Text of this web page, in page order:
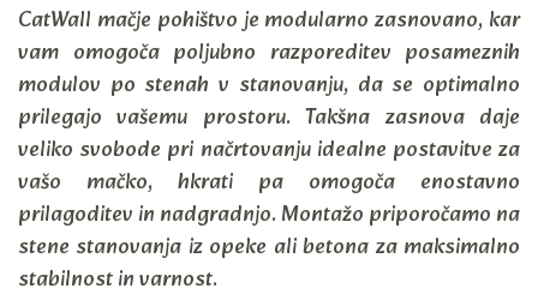
CatWall mačje pohištvo je modularno zasnovano, kar
vam omogoča poljubno razporeditev posameznih
modulov po stenah v stanovanju, da se optimalno
prilegajo vašemu prostoru. Takšna zasnova daje
veliko svobode pri načrtovanju idealne postavitve za
vašo mačko, hkrati pa omogoča enostavno
prilagoditev in nadgradnjo. Montažo priporočamo na
stene stanovanja iz opeke ali betona za maksimalno
stabilnost in varnost.